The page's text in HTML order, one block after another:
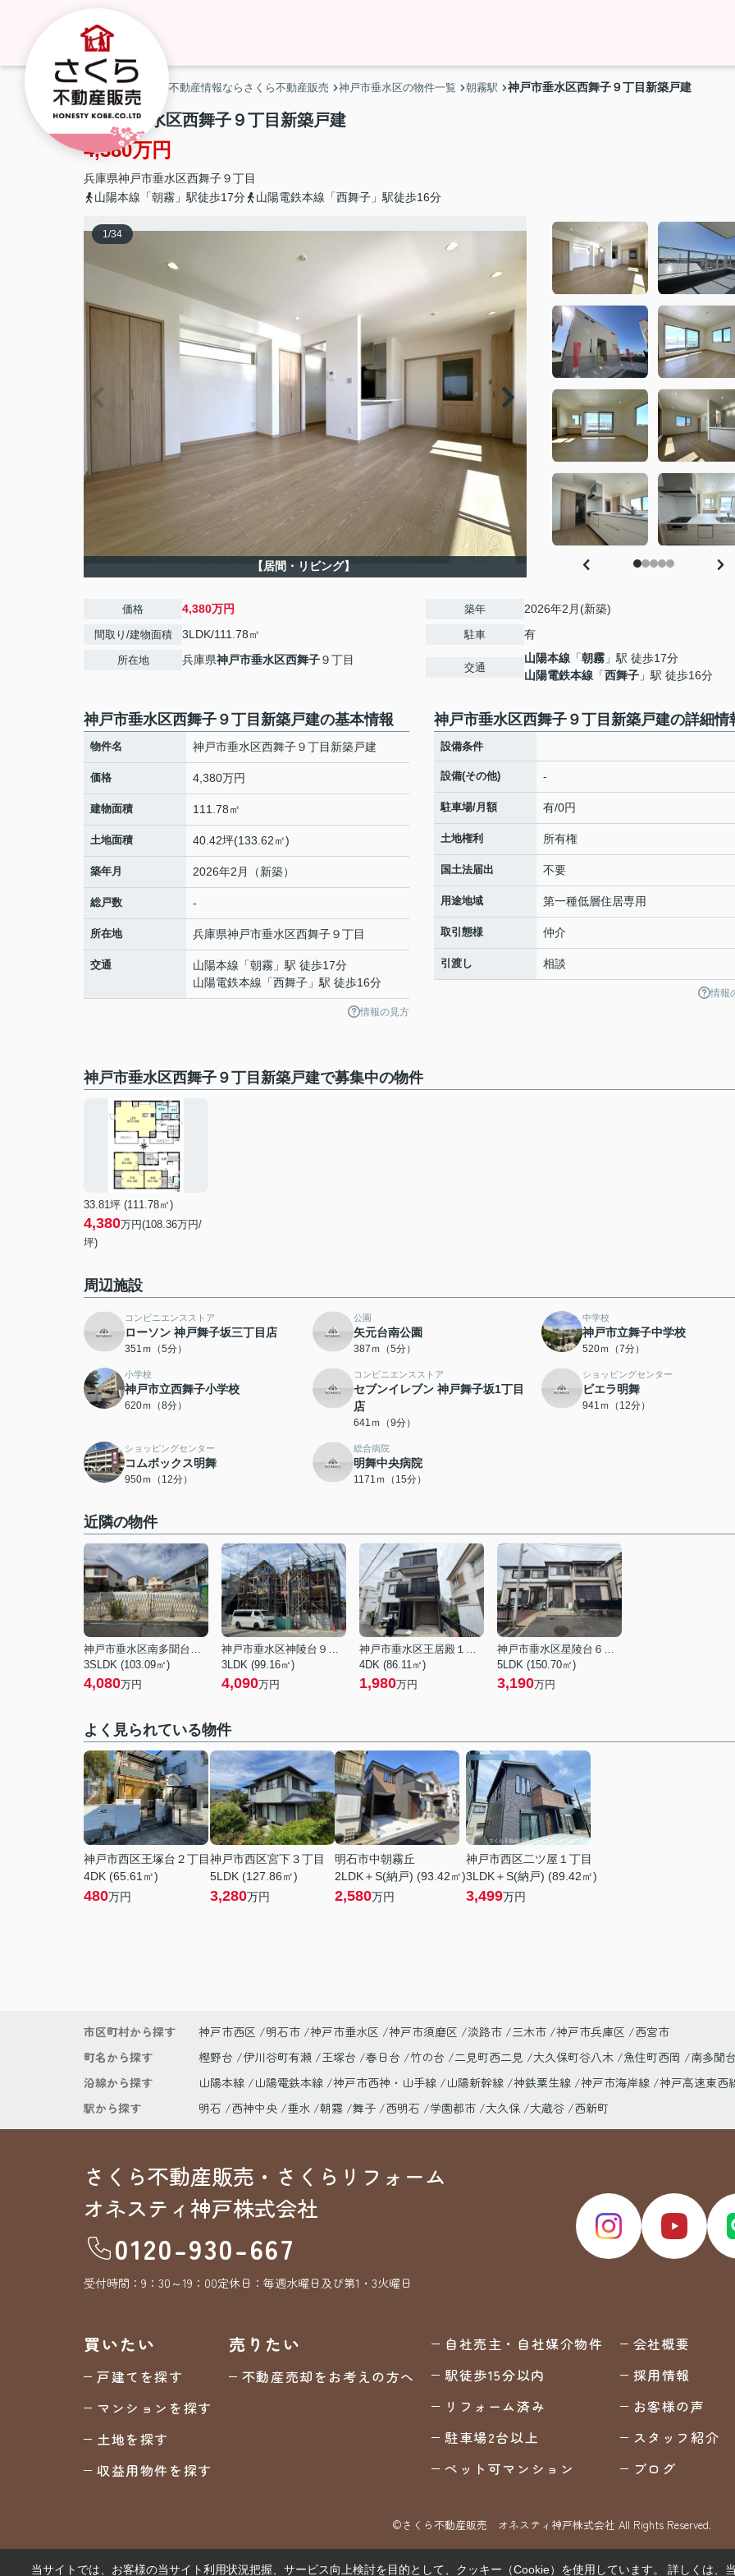
神戸市・明石市の不動産情報ならさくら不動産販売 神戸市垂水区の物件一覧 朝霧駅 神戸市垂水区西舞子９丁目新築戸建
神戸市垂水区西舞子９丁目新築戸建
4,380万円
兵庫県神戸市垂水区西舞子９丁目
山陽本線「朝霧」駅徒歩17分
山陽電鉄本線「西舞子」駅徒歩16分
1/34
【居間・リビング】
価格 4,380万円
間取り/建物面積 3LDK/111.78㎡
所在地 兵庫県神戸市垂水区西舞子９丁目
築年 2026年2月(新築)
駐車 有
交通
山陽本線 「朝霧 」駅 徒歩17分
山陽電鉄本線 「西舞子 」駅 徒歩16分
神戸市垂水区西舞子９丁目新築戸建の基本情報
物件名 神戸市垂水区西舞子９丁目新築戸建
価格 4,380万円
建物面積 111.78㎡
土地面積 40.42坪(133.62㎡)
築年月 2026年2月（新築）
総戸数 -
所在地 兵庫県神戸市垂水区西舞子９丁目
交通 山陽本線 「朝霧 」駅 徒歩17分
山陽電鉄本線 「西舞子 」駅 徒歩16分
情報の見方
神戸市垂水区西舞子９丁目新築戸建の詳細情
設備条件
設備(その他) -
駐車場/月額 有/0円
土地権利 所有権
国土法届出 不要
用途地域 第一種低層住居専用
取引態様 仲介
引渡し 相談
情報
神戸市垂水区西舞子９丁目新築戸建で募集中の物件
33.81坪 (111.78㎡)
4,380万円(108.36万円/
坪)
周辺施設
コンビニエンスストア
ローソン 神戸舞子坂三丁目店
351ｍ（5分）
公園
矢元台南公園
387ｍ（5分）
中学校
神戸市立舞子中学校
520ｍ（7分）
小学校
神戸市立西舞子小学校
620ｍ（8分）
コンビニエンスストア
セブンイレブン 神戸舞子坂1丁目
店
641ｍ（9分）
ショッピングセンター
ビエラ明舞
941ｍ（12分）
ショッピングセンター
コムボックス明舞
950ｍ（12分）
総合病院
明舞中央病院
1171ｍ（15分）
近隣の物件
神戸市垂水区南多聞台４丁目
3SLDK (103.09㎡)
4,080万円
神戸市垂水区神陵台９丁目
3LDK (99.16㎡)
4,090万円
神戸市垂水区王居殿１丁目
4DK (86.11㎡)
1,980万円
神戸市垂水区星陵台６丁目
5LDK (150.70㎡)
3,190万円
よく見られている物件
神戸市西区王塚台２丁目
4DK (65.61㎡)
480万円
神戸市西区宮下３丁目
5LDK (127.86㎡)
3,280万円
明石市中朝霧丘
2LDK＋S(納戸) (93.42㎡)
2,580万円
神戸市西区二ツ屋１丁目
3LDK＋S(納戸) (89.42㎡)
3,499万円
市区町村から探す 神戸市西区 明石市 神戸市垂水区 神戸市須磨区 淡路市 三木市 神戸市兵庫区
西宮市
町名から探す
樫野台 伊川谷町有瀬 王塚台 春日台 竹の台 二見町西二見 大久保町谷八木 魚住町西岡
南多聞
沿線から探す
山陽本線 山陽電鉄本線 神戸市西神・山手線 山陽新幹線 神鉄粟生線 神戸市海岸線 神戸高速東西
駅から探す
明石 西神中央 垂水 朝霧 舞子 西明石 学園都市 大久保 大蔵谷 西新町
さくら不動産販売・さくらリフォーム
オネスティ神戸株式会社
0120-930-667
受付時間： 9：30～19：00定休日： 毎週水曜日及び第1・3火曜日
買いたい
戸建てを探す
マンションを探す
土地を探す
収益用物件を探す
売りたい
不動産売却をお考えの方へ
自社売主・自社媒介物件
駅徒歩15分以内
リフォーム済み
駐車場2台以上
ペット可マンション
会社概要
採用情報
お客様の声
スタッフ紹介
ブログ
©さくら不動産販売 オネスティ神戸株式会社 All Rights Reserved.
当サイトでは、お客様の当サイト利用状況把握、サービス向上検討を目的として、クッキー（Cookie）を使用しています。 詳しくは、